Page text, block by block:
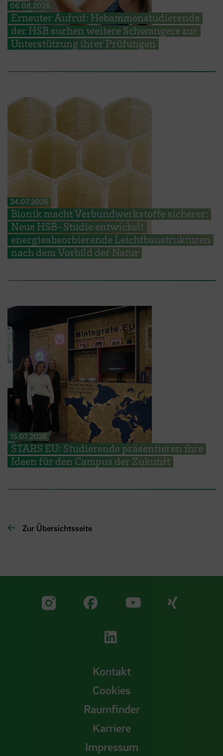
06.08.2026
Erneuter Aufruf: Hebammenstudierende
der HSB suchen weitere Schwangere zur
Unterstützung ihrer Prüfungen
24.07.2026
Bionik macht Verbundwerkstoffe sicherer:
Neue HSB-Studie entwickelt
energieabsorbierende Leichtbaustrukturen
nach dem Vorbild der Natur
15.07.2026
STARS EU: Studierende präsentieren ihre
Ideen für den Campus der Zukunft
Zur Übersichtsseite
Zu unserer Facebook
Zu
Zu unserer
Kontakt
Cookies
Raumfinder
Karriere
Impressum